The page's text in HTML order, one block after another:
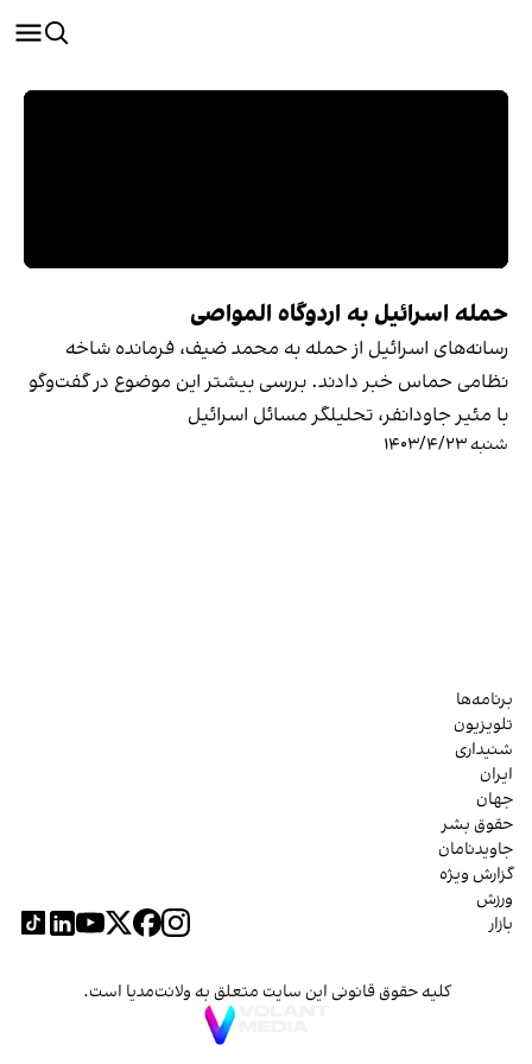
حمله اسرائیل به اردوگاه المواصی
رسانه‌های اسرائیل از حمله به محمد ضیف، فرمانده شاخه
نظامی حماس خبر دادند. بررسی بیشتر این موضوع در گفت‌وگو
با مئیر جاودانفر، تحلیلگر مسائل اسرائیل
شنبه ۱۴۰۳/۴/۲۳
برنامه‌ها
تلویزیون
شنیداری
ایران
جهان
حقوق بشر
جاویدنامان
گزارش ویژه
ورزش
بازار
کلیه حقوق قانونی این سایت متعلق به ولانت‌مدیا است.